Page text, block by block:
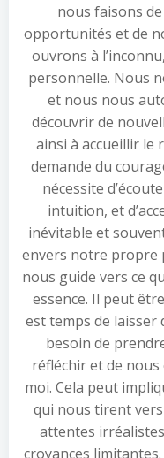
nous faisons
opportunités et de
ouvrons à
personnelle. Nous
et nous nous
découvrir de
ainsi à accueillir le
demande du
nécessite
intuition, et
inévitable et
envers notre propre
nous guide vers ce
essence. Il peut
est temps de laisser
besoin de
réfléchir et de
moi. Cela peut
qui nous tirent
attentes
croyances